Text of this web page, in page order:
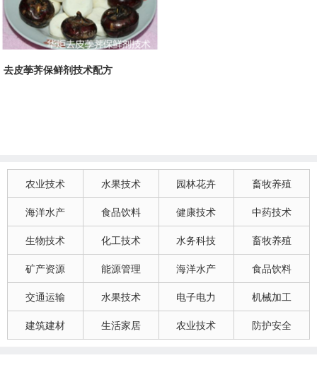
去皮荸荠保鲜剂技术配方
农业技术 水果技术 园林花卉 畜牧养殖
海洋水产 食品饮料 健康技术 中药技术
生物技术 化工技术 水务科技 畜牧养殖
矿产资源 能源管理 海洋水产 食品饮料
交通运输 水果技术 电子电力 机械加工
建筑建材 生活家居 农业技术 防护安全